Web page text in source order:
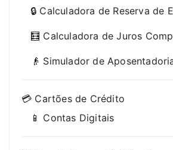
🔒 Calculadora de Reserva de
🧮 Calculadora de Juros
👴 Simulador de
💳 Cartões de Crédito
📱 Contas Digitais